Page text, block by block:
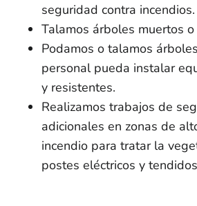
seguridad contra incendios.
Talamos árboles muertos
Podamos o talamos
personal pueda instalar
y resistentes.
Realizamos trabajos de
adicionales en zonas de
incendio para tratar la
postes eléctricos y